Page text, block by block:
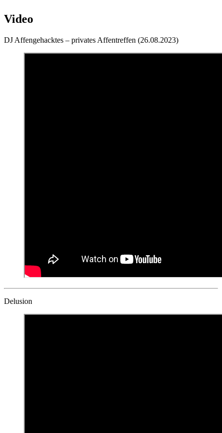
Video
DJ Affengehacktes – privates Affentreffen (26.08.2023)
Delusion